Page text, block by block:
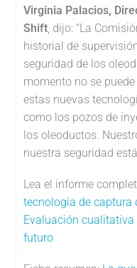
Virginia Palacios,
Shift , dijo: “La
historial de
seguridad de los
momento no se
estas nuevas
como los pozos de
los oleoductos.
nuestra seguridad
Lea el informe
tecnología de captura
Evaluación
futuro